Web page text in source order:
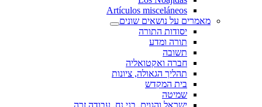
Artículos misceláneos
מאמרים על נושאים שונים
יסודות התורה
תורה ומדע
תשובה
חברה ואקטואליה
תהליך הגאולה, ציונות
בית המקדש
שמיטה
ישראל והגוים, בני נח, עבודה זרה